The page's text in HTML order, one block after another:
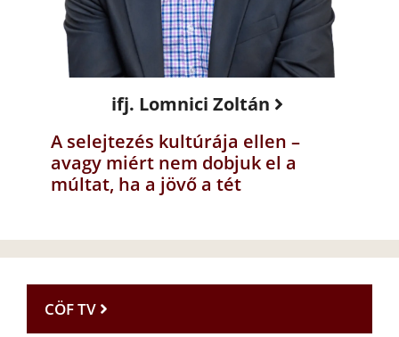
ifj. Lomnici Zoltán
A selejtezés kultúrája ellen –
avagy miért nem dobjuk el a
múltat, ha a jövő a tét
CÖF TV